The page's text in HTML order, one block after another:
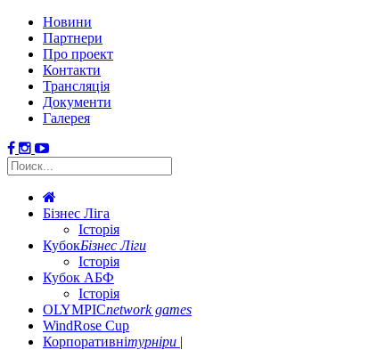
Новини
Партнери
Про проект
Контакти
Трансляція
Документи
Галерея
Бізнес Ліга
Історія
КубокБізнес Ліги
Історія
Кубок АБФ
Історія
OLYMPICnetwork games
WindRose Cup
Корпоративнітурніри